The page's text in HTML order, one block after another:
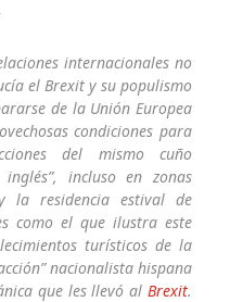
internacionales no
el Brexit y su populismo
de la Unión Europea
condiciones para
del mismo cuño
incluso en zonas
la residencia estival de
como el que ilustra este
turísticos de la
nacionalista hispana
que les llevó al Brexit.